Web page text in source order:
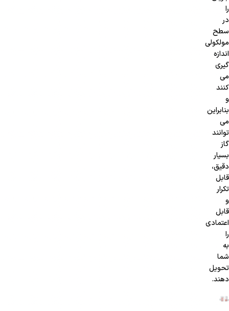
را
در
سطح
مولکولی
اندازه
گیری
می
کنند
و
بنابراین
می
توانند
گاز
بسیار
دقیق،
قابل
تکرار
و
قابل
اعتمادی
را
به
شما
تحویل
دهند.